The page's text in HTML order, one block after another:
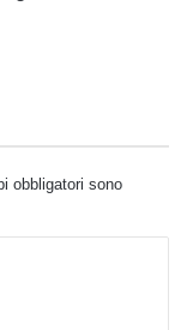
obbligatori sono